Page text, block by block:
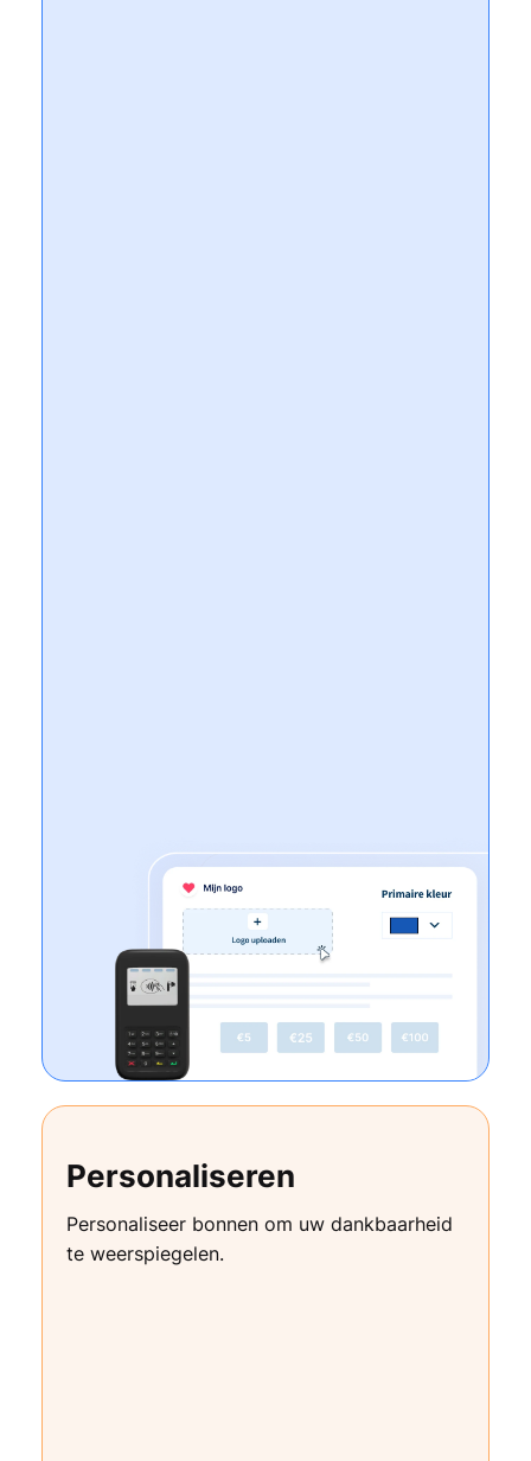
Personaliseren
Personaliseer bonnen om uw dankbaarheid
te weerspiegelen.